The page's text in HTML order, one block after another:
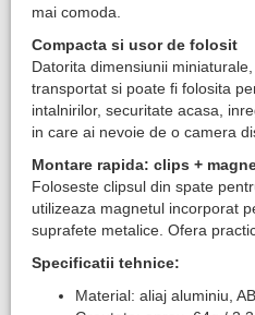
mai comoda.
Compacta si usor de folosit
Datorita dimensiunii
transportat si poate fi folosita
intalnirilor, securitate acasa,
in care ai nevoie de o camera
Montare rapida: clips +
Foloseste clipsul din spate
utilizeaza magnetul incorporat
suprafete metalice. Ofera
Specificatii tehnice:
Material: aliaj aluminiu,